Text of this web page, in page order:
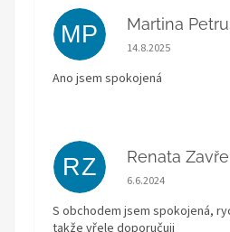
MP Martina
Hodnocení
14.8.2025
Ano jsem spokojená
RZ Renata
Hodnocení
6.6.2024
S obchodem jsem spokojená,
takže vřele doporučuji